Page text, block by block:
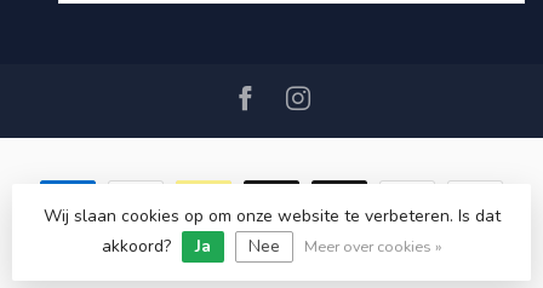
© Copyright 2026 SAIL360 watersport and boat equipment
Wij slaan cookies op om onze website te verbeteren. Is dat
akkoord?
Ja Nee Meer over cookies »